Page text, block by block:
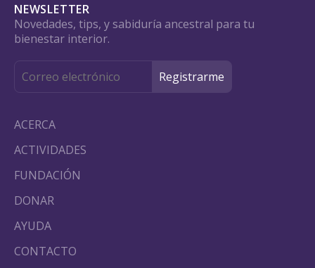
NEWSLETTER
Novedades, tips, y sabiduría ancestral para tu
bienestar interior.
ACERCA
ACTIVIDADES
FUNDACIÓN
DONAR
AYUDA
CONTACTO